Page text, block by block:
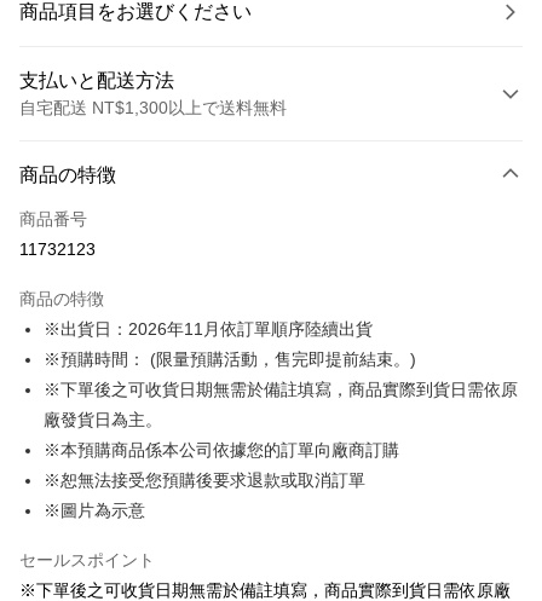
商品項目をお選びください
支払いと配送方法
自宅配送 NT$1,300以上で送料無料
クレジットカード1回払い
LINE Pay
Easy Wallet
Google Pay
ATM払い
預購訂單-宅配專用(🔺不同預購月份建議分開結帳，避免整筆訂單等
配送毎にNT$100、NT$1,300以上で送料無料
商品の特徴
商品番号
11732123
商品の特徴
※出貨日：2026年11月依訂單順序陸續出貨
※預購時間： (限量預購活動，售完即提前結束。)
※下單後之可收貨日期無需於備註填寫，商品實際到貨日需依原
廠發貨日為主。
※本預購商品係本公司依據您的訂單向廠商訂購
※恕無法接受您預購後要求退款或取消訂單
※圖片為示意
セールスポイント
※下單後之可收貨日期無需於備註填寫，商品實際到貨日需依原廠